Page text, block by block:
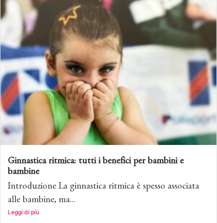
Ginnastica ritmica: tutti i benefici per bambini e
bambine
Introduzione La ginnastica ritmica è spesso associata
alle bambine, ma...
Leggi di più